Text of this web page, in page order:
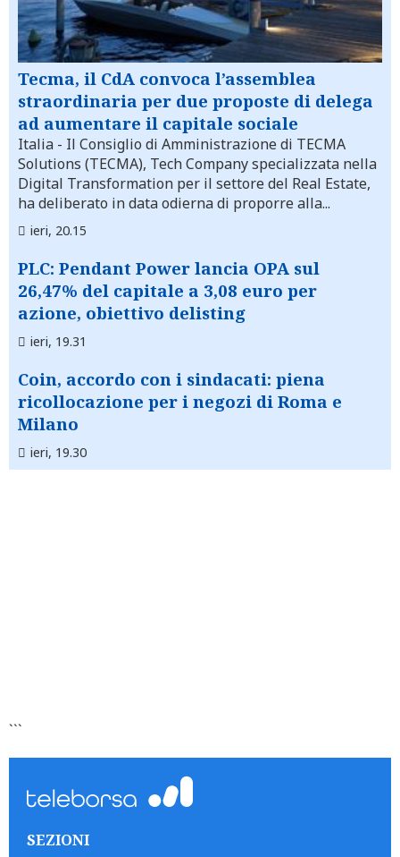
Tecma, il CdA convoca l’assemblea
straordinaria per due proposte di delega
ad aumentare il capitale sociale
Italia - Il Consiglio di Amministrazione di TECMA
Solutions (TECMA), Tech Company specializzata nella
Digital Transformation per il settore del Real Estate,
ha deliberato in data odierna di proporre alla...
ieri, 20.15
PLC: Pendant Power lancia OPA sul
26,47% del capitale a 3,08 euro per
azione, obiettivo delisting
ieri, 19.31
Coin, accordo con i sindacati: piena
ricollocazione per i negozi di Roma e
Milano
ieri, 19.30
```
SEZIONI